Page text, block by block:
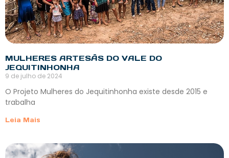
MULHERES ARTESÃS DO VALE DO
JEQUITINHONHA
9 de julho de 2024
O Projeto Mulheres do Jequitinhonha existe desde 2015 e
trabalha
Leia Mais